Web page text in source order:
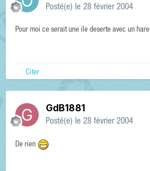
Posté(e) le 28 février 2004
Pour moi ce serait une ile deserte avec un
Citer
GdB1881
Posté(e) le 28 février 2004
De rien